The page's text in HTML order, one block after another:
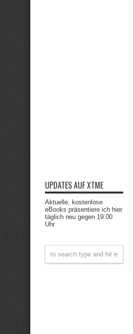
UPDATES AUF XTME
Aktuelle, kostenlose
eBooks präsentiere ich hier
täglich neu gegen 19:00
Uhr